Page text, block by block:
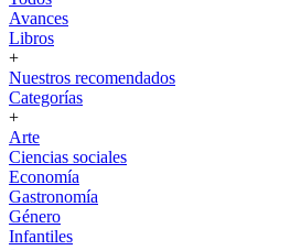
Avances
Libros
+
Nuestros recomendados
Categorías
+
Arte
Ciencias sociales
Economía
Gastronomía
Género
Infantiles